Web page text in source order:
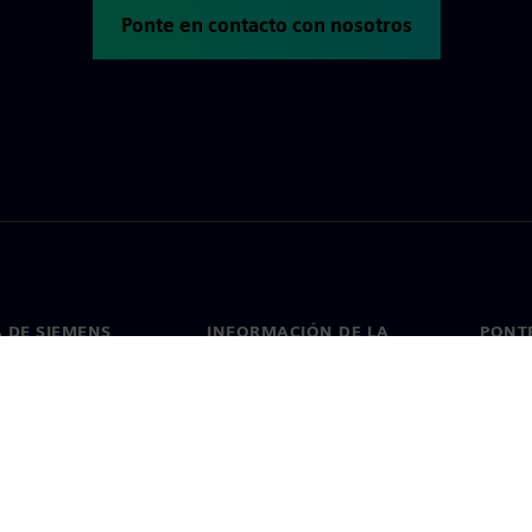
Ponte en contacto con nosotros
DE SIEMENS
INFORMACIÓN DE LA